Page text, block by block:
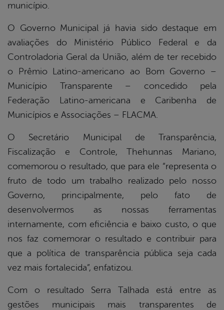
município.
O Governo Municipal já havia sido destaque em
avaliações do Ministério Público Federal e da
Controladoria Geral da União, além de ter recebido
o Prêmio Latino-americano ao Bom Governo –
Município Transparente – concedido pela
Federação Latino-americana e Caribenha de
Municípios e Associações – FLACMA.
O Secretário Municipal de Transparência,
Fiscalização e Controle, Thehunnas Mariano,
comemorou o resultado, que para ele “representa o
fruto de todo um trabalho realizado pelo nosso
Governo, principalmente, pelo fato de
desenvolvermos as nossas ferramentas
internamente, com eficiência e baixo custo, o que
nos faz comemorar o resultado e contribuir para
que a política de transparência pública seja cada
vez mais fortalecida”, enfatizou.
Com o resultado Serra Talhada está entre as
gestões municipais mais transparentes de